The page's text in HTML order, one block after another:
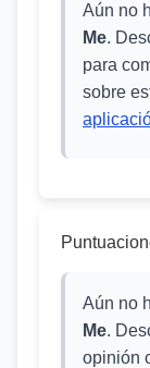
Aún no
Me.
para
sobre
Aún no
Me.
opinión